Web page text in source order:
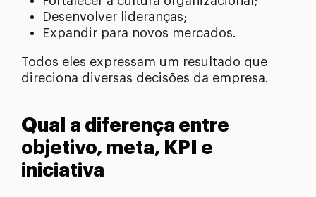
Desenvolver lideranças;
Expandir para novos mercados.
Todos eles expressam um resultado que
direciona diversas decisões da empresa.
Qual a diferença entre
objetivo, meta, KPI e
iniciativa